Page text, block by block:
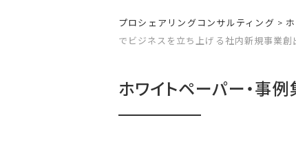
プロシェアリングコンサルティング >
でビジネスを立ち上げる社内新規事業
ホワイトペーパー・事